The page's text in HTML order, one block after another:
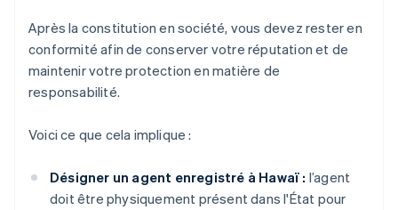
Après la constitution en société, vous devez rester en
conformité afin de conserver votre réputation et de
maintenir votre protection en matière de
responsabilité.
Voici ce que cela implique :
Désigner un agent enregistré à Hawaï : l’agent
doit être physiquement présent dans l'État pour